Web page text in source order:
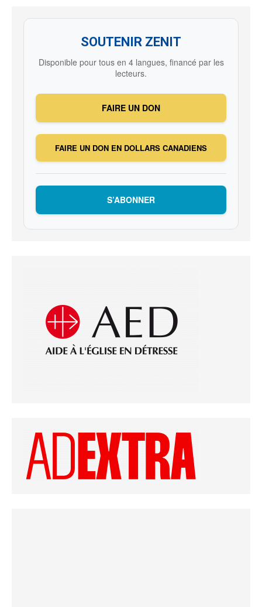
SOUTENIR ZENIT
Disponible pour tous en 4 langues, financé par les
lecteurs.
FAIRE UN DON
FAIRE UN DON EN DOLLARS CANADIENS
S’ABONNER